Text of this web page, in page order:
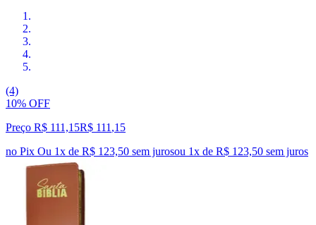
(4)
10% OFF
Preço R$ 111,15R$ 111 ,15
no Pix Ou 1x de R$ 123,50 sem jurosou 1x de R$ 123,50 sem juros